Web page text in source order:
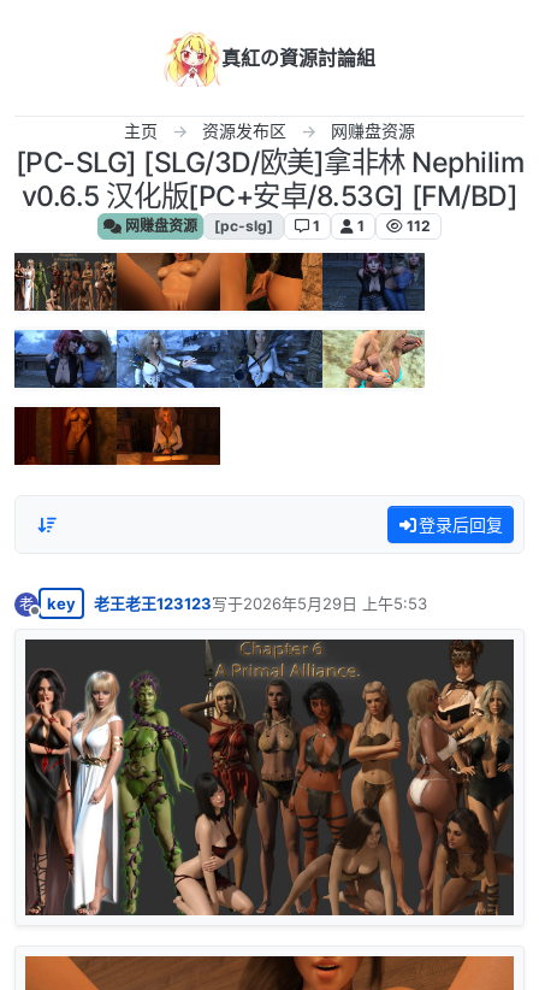
真紅の資源討論組
主页 资源发布区 网赚盘资源
[PC-SLG] [SLG/3D/欧美]拿非林 Nephilim
v0.6.5 汉化版[PC+安卓/8.53G] [FM/BD]
网赚盘资源 [pc-slg] 1 1 112
登录后回复
老
离线
key 老王老王123123写于2026年5月29日 上午5:53
最后由 编辑